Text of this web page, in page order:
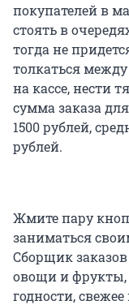
покупателей в
стоять в
тогда не
толкаться
на кассе, нести
сумма заказа
1500 рублей,
рублей.
Жмите пару
заниматься
Сборщик
овощи и
годности,